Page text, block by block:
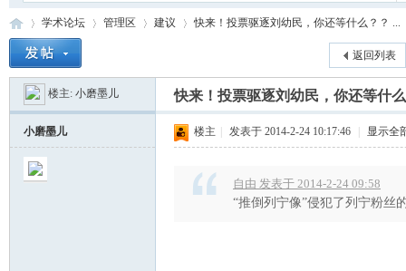
»
学术论坛
›
管理区 建议
›
快来！投票驱逐刘幼民，你还等什么？？ ...
返回列表
楼主: 小磨墨儿 快来！投票驱逐刘幼民，你还等什
小磨墨儿 楼主 发表于 2014-2-24 10:17:46 显示全
自由 发表于 2014-2-24 09:58
“推倒列宁像”侵犯了列宁粉丝